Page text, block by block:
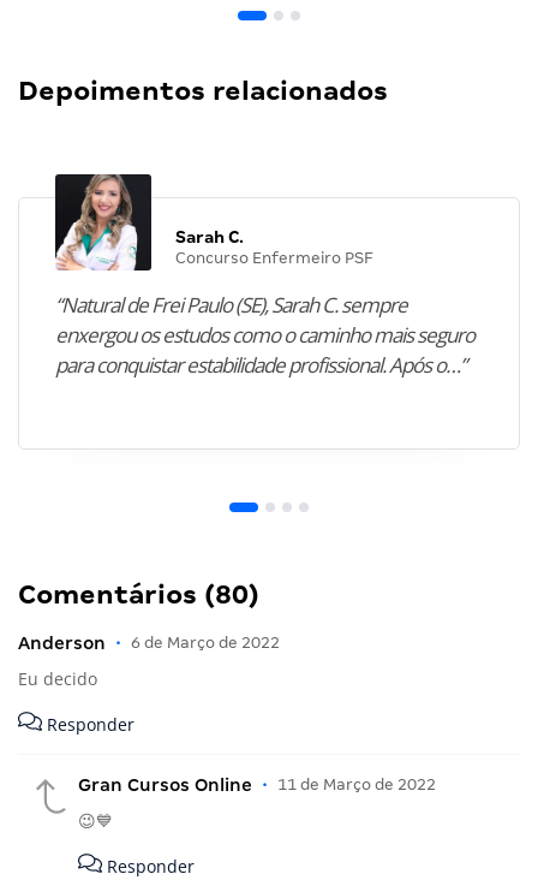
Depoimentos relacionados
Sarah C.
Concurso Enfermeiro PSF
“Natural de Frei Paulo (SE), Sarah C. sempre
enxergou os estudos como o caminho mais seguro
para conquistar estabilidade profissional. Após o…”
Comentários (80)
Anderson • 6 de Março de 2022
Eu decido
Responder
Gran Cursos Online • 11 de Março de 2022
😉💙
Responder